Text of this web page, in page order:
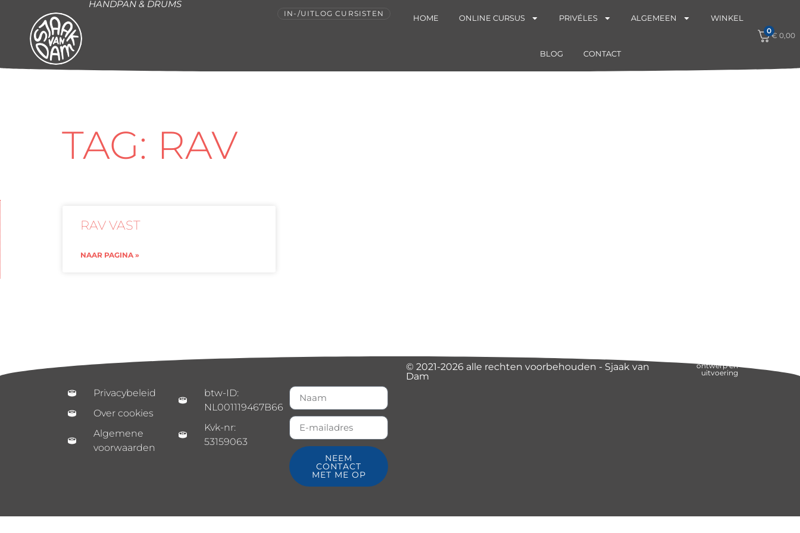
HANDPAN & DRUMS
IN-/UITLOG CURSISTEN HOME ONLINE CURSUS PRIVÉLES ALGEMEEN WINKEL
BLOG CONTACT
0
€ 0,00
TAG: RAV
RAV VAST
NAAR PAGINA »
Privacybeleid
Over cookies
Algemene
voorwaarden
btw-ID:
NL001119467B66
Kvk-nr:
53159063
NEEM
CONTACT
MET ME OP
© 2021-2026 alle rechten voorbehouden - Sjaak van
Dam
ontwerp en
uitvoering